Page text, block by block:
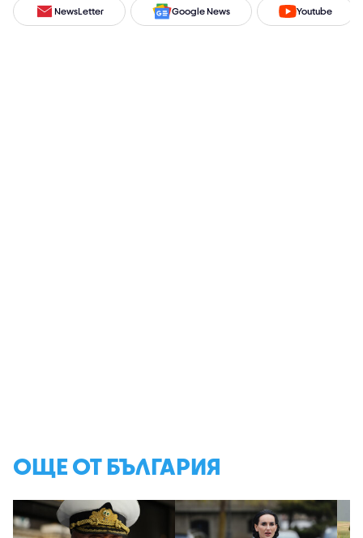
NewsLetter Google News Youtube
ОЩЕ ОТ БЪЛГАРИЯ